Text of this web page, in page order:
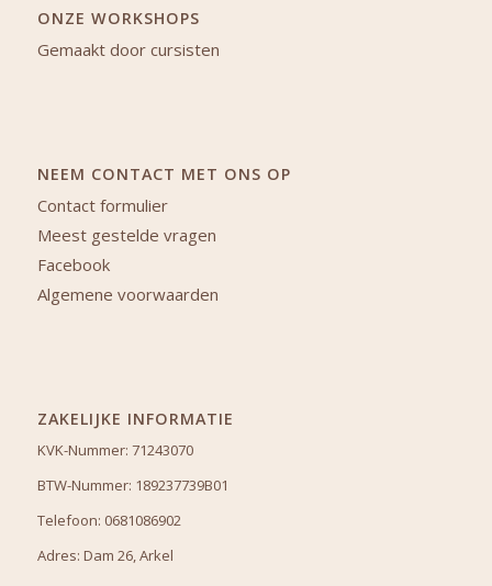
ONZE WORKSHOPS
Gemaakt door cursisten
NEEM CONTACT MET ONS OP
Contact formulier
Meest gestelde vragen
Facebook
Algemene voorwaarden
ZAKELIJKE INFORMATIE
KVK-Nummer: 71243070
BTW-Nummer: 189237739B01
Telefoon: 0681086902
Adres: Dam 26, Arkel